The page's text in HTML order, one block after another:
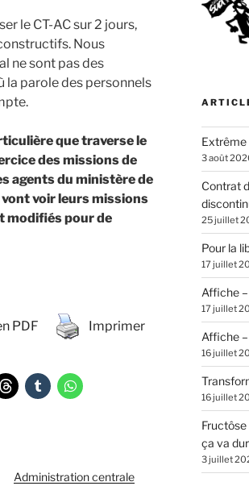
le CT-AC sur 2 jours,
Nous
ne sont pas des
la parole des personnels
que traverse le
des missions de
agents du ministère de
voir leurs missions
modifiés pour de
PDF Imprimer
Administration centrale
Extrême
3 août
Contrat
25 juillet
Pour la
17 juillet
Affiche
17 juillet
Affiche
16 juillet
16 juillet
Fructôse
ça va
3 juillet